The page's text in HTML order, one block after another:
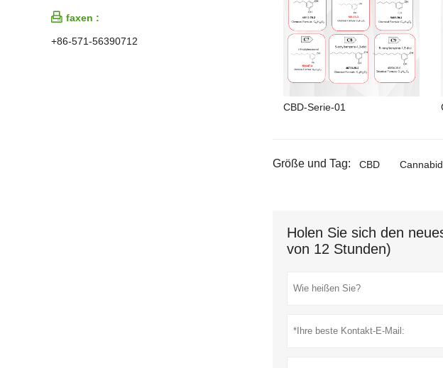
CBD-Serie-01
Größe und Tag: CBD
Holen Sie sich den
von 12 Stunden)
 faxen :
+86-571-56390712